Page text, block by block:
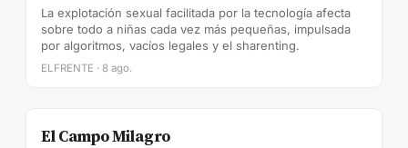
La explotación sexual facilitada por la tecnología afecta
sobre todo a niñas cada vez más pequeñas, impulsada
por algoritmos, vacíos legales y el sharenting.
ELFRENTE · 8 ago.
El Campo Milagro